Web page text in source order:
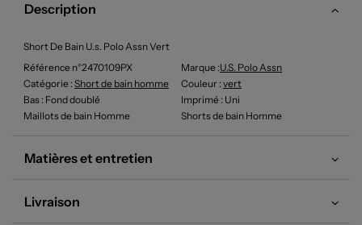
Description
Short De Bain U.s. Polo Assn Vert
Référence n°2470109PX
Marque :U.s. Polo Assn
Catégorie : Short de bain homme Couleur : vert
Bas : Fond doublé Imprimé : Uni
Maillots de bain Homme
Shorts de bain Homme
Matières et entretien
Livraison